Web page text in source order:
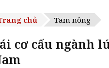
chủ Tam nông
cơ cấu ngành